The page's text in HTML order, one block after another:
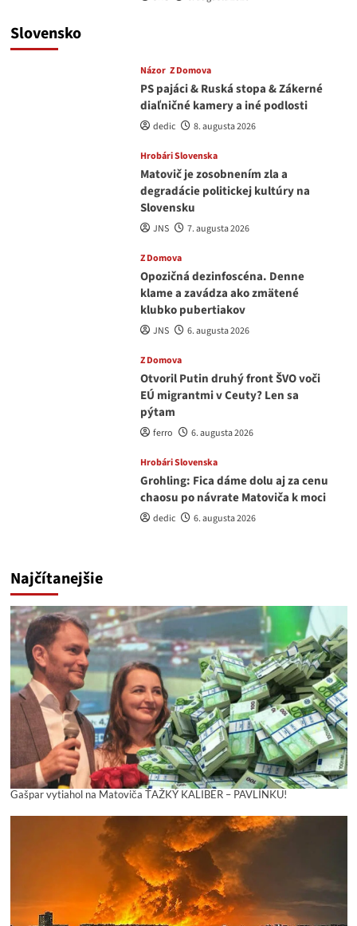
Slovensko
Názor Z Domova
PS pajáci & Ruská stopa & Zákerné
diaľničné kamery a iné podlosti
dedic 8. augusta 2026
Hrobári Slovenska
Matovič je zosobnením zla a
degradácie politickej kultúry na
Slovensku
JNS 7. augusta 2026
Z Domova
Opozičná dezinfoscéna. Denne
klame a zavádza ako zmätené
klubko pubertiakov
JNS 6. augusta 2026
Z Domova
Otvoril Putin druhý front ŠVO voči
EÚ migrantmi v Ceuty? Len sa
pýtam
ferro 6. augusta 2026
Hrobári Slovenska
Grohling: Fica dáme dolu aj za cenu
chaosu po návrate Matoviča k moci
dedic 6. augusta 2026
Najčítanejšie
Gašpar vytiahol na Matoviča ŤAŽKÝ KALIBER – PAVLÍNKU!